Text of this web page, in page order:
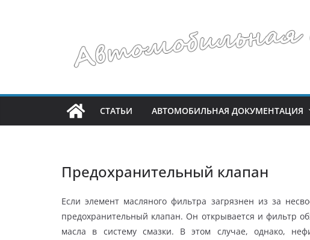
СТАТЬИ АВТОМОБИЛЬНАЯ ДОКУМЕНТАЦИЯ
Предохранительный клапан
Если элемент масляного фильтра загрязнен из за
предохранительный клапан. Он открывается и фильтр
масла в систему смазки. В этом случае, однако,